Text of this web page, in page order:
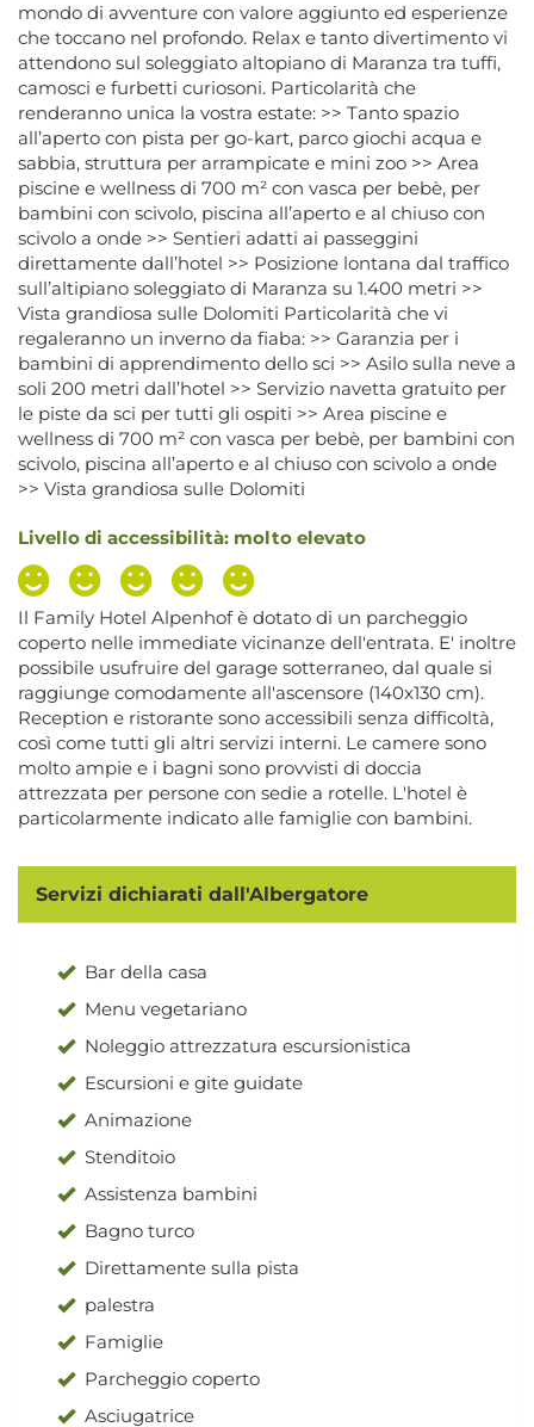
mondo di avventure con valore aggiunto ed esperienze
che toccano nel profondo. Relax e tanto divertimento vi
attendono sul soleggiato altopiano di Maranza tra tuffi,
camosci e furbetti curiosoni. Particolarità che
renderanno unica la vostra estate: >> Tanto spazio
all’aperto con pista per go-kart, parco giochi acqua e
sabbia, struttura per arrampicate e mini zoo >> Area
piscine e wellness di 700 m² con vasca per bebè, per
bambini con scivolo, piscina all’aperto e al chiuso con
scivolo a onde >> Sentieri adatti ai passeggini
direttamente dall’hotel >> Posizione lontana dal traffico
sull’altipiano soleggiato di Maranza su 1.400 metri >>
Vista grandiosa sulle Dolomiti Particolarità che vi
regaleranno un inverno da fiaba: >> Garanzia per i
bambini di apprendimento dello sci >> Asilo sulla neve a
soli 200 metri dall’hotel >> Servizio navetta gratuito per
le piste da sci per tutti gli ospiti >> Area piscine e
wellness di 700 m² con vasca per bebè, per bambini con
scivolo, piscina all’aperto e al chiuso con scivolo a onde
>> Vista grandiosa sulle Dolomiti
Livello di accessibilità: molto elevato
Il Family Hotel Alpenhof è dotato di un parcheggio
coperto nelle immediate vicinanze dell'entrata. E' inoltre
possibile usufruire del garage sotterraneo, dal quale si
raggiunge comodamente all'ascensore (140x130 cm).
Reception e ristorante sono accessibili senza difficoltà,
così come tutti gli altri servizi interni. Le camere sono
molto ampie e i bagni sono provvisti di doccia
attrezzata per persone con sedie a rotelle. L'hotel è
particolarmente indicato alle famiglie con bambini.
Servizi dichiarati dall'Albergatore
Bar della casa
Menu vegetariano
Noleggio attrezzatura escursionistica
Escursioni e gite guidate
Animazione
Stenditoio
Assistenza bambini
Bagno turco
Direttamente sulla pista
palestra
Famiglie
Parcheggio coperto
Asciugatrice